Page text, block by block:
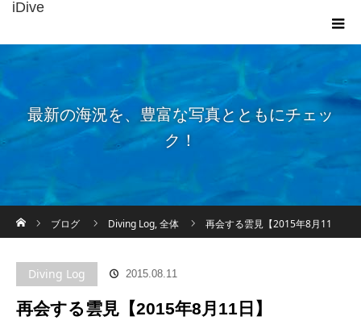
iDive
最新の海況を、豊富な写真とともにチェッ
ク！
ブログ
Diving Log,全体 再会する雲見【2015年8月11
Diving Log 2015.08.11
再会する雲見【2015年8月11日】